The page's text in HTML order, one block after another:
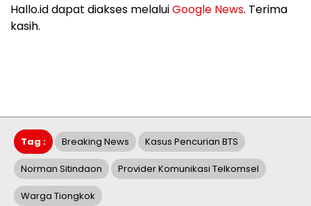
Hallo.id dapat diakses melaluiGoogle News. Terima
kasih.
Tag : Breaking News Kasus Pencurian BTS
Norman Sitindaon Provider Komunikasi Telkomsel
Warga Tiongkok